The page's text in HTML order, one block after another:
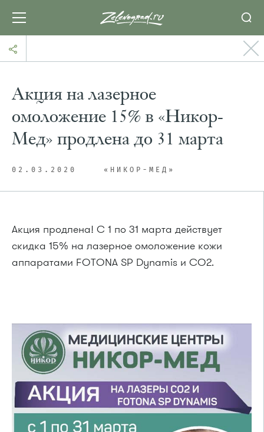
Акция на лазерное
омоложение 15% в «Никор-
Мед» продлена до 31 марта
02.03.2020 «НИКОР-МЕД»
Акция продлена! С 1 по 31 марта действует
скидка 15% на лазерное омоложение кожи
аппаратами FOTONA SP Dynamis и СО2.